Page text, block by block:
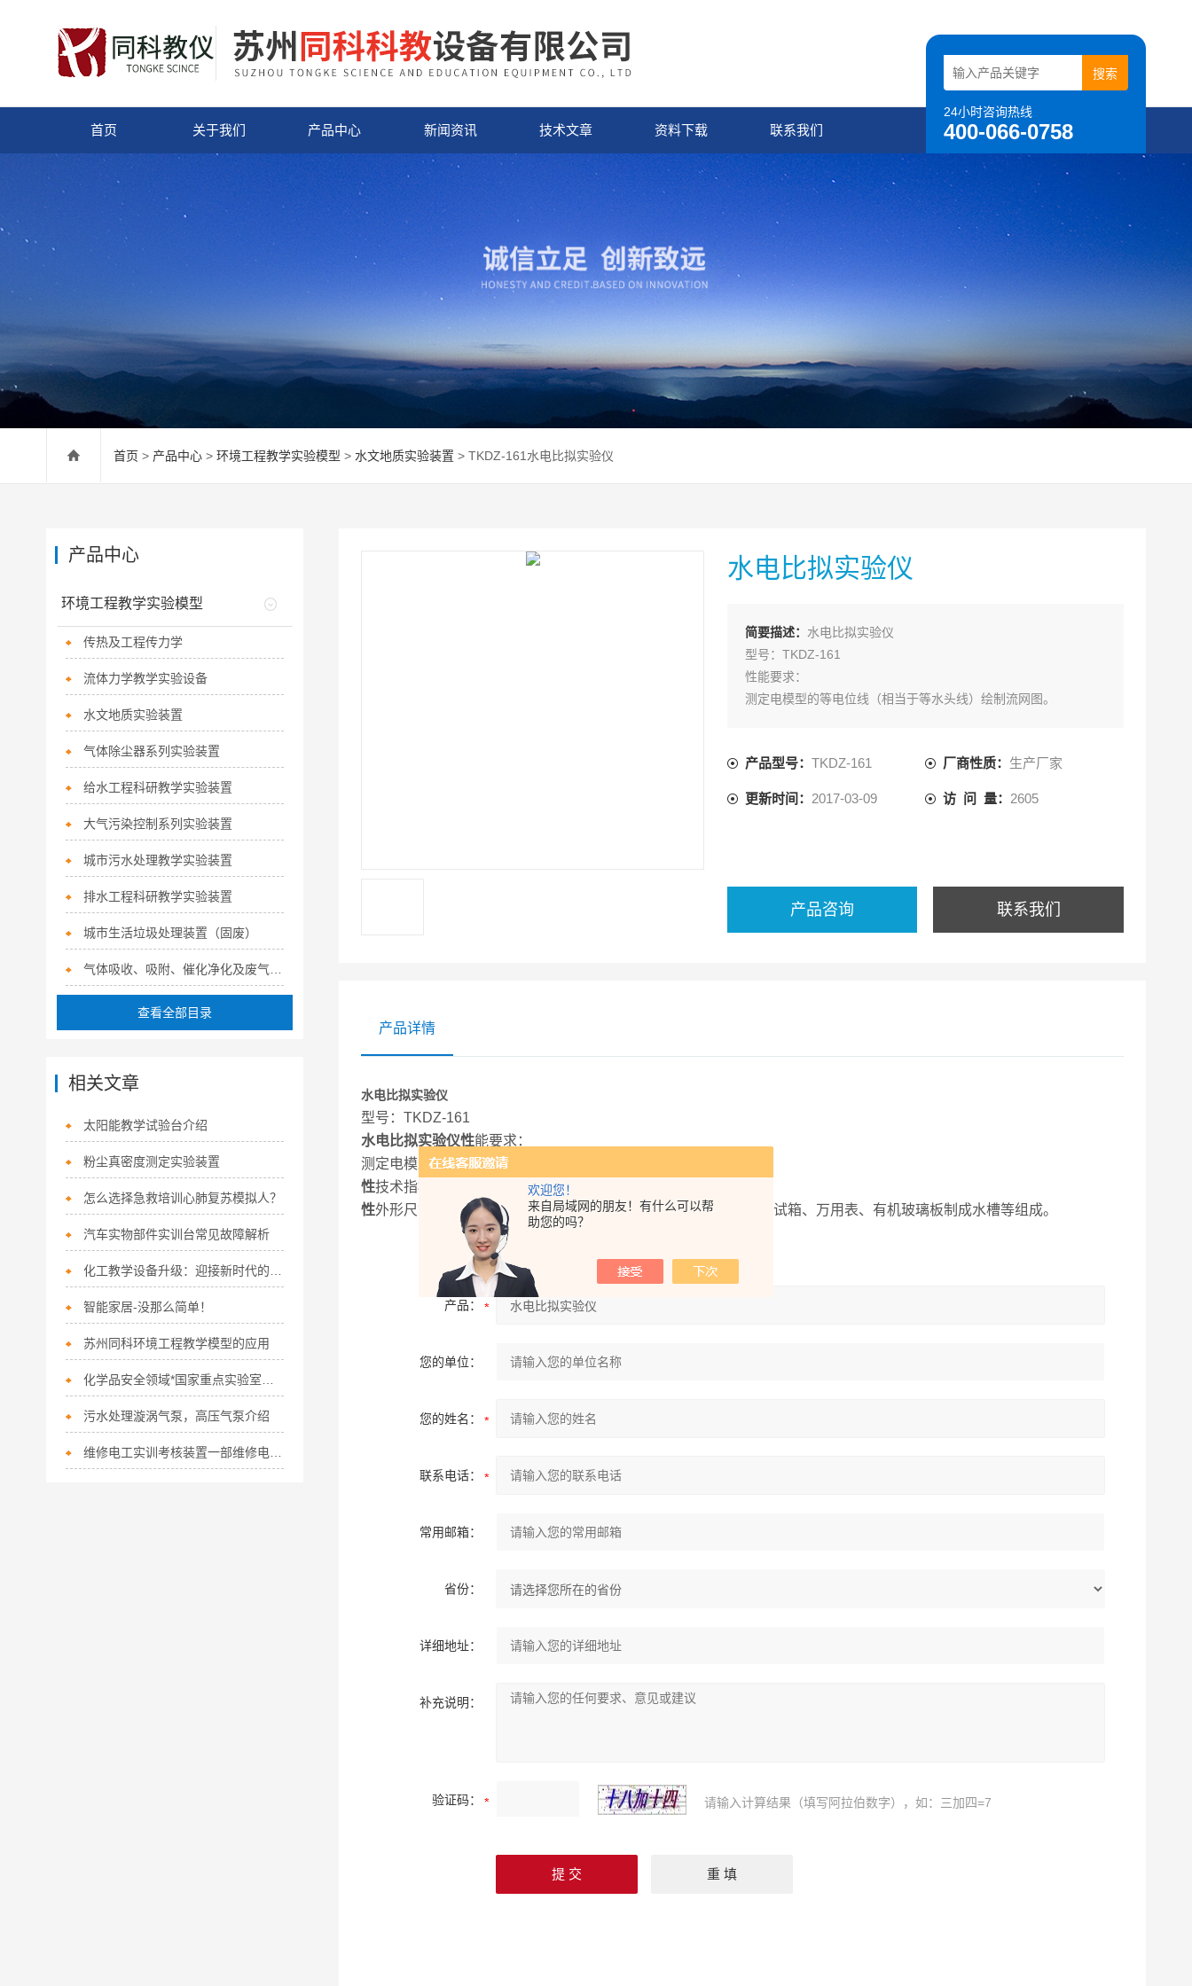
欢迎您！
来自局域网的朋友！有什么可以帮
助您的吗？
24小时咨询热线
400-066-0758
首页 关于我们 产品中心 新闻资讯 技术文章 资料下载 联系我们
首页 > 产品中心 > 环境工程教学实验模型 > 水文地质实验装置 > TKDZ-161水电比拟实验仪
水电比拟实验仪
简要描述： 水电比拟实验仪
型号：TKDZ-161
性能要求：
测定电模型的等电位线（相当于等水头线）绘制流网图。
试箱、万用表、有机玻璃板制成水槽等组成。
产品型号： TKDZ-161 厂商性质： 生产厂家
更新时间： 2017-03-09 访 问 量： 2605
产品咨询 联系我们
产品详情
水电比拟实验仪
型号：TKDZ-161
水电比拟实验仪性能要求：
测定电模型的等电位线（相当于等水头线）绘制流网图。
性技术指标：
性外形尺寸：不小于500mm×500mm×200mm；主要由水电比拟测试箱、万用表、有机玻璃板制成水槽等组成。
产品：
您的单位：
您的姓名：
联系电话：
常用邮箱：
省份：
详细地址：
补充说明：
验证码： 请输入计算结果（填写阿拉伯数字），如：三加四=7
产品中心
环境工程教学实验模型
传热及工程传力学
流体力学教学实验设备
水文地质实验装置
气体除尘器系列实验装置
给水工程科研教学实验装置
大气污染控制系列实验装置
城市污水处理教学实验装置
排水工程科研教学实验装置
城市生活垃圾处理装置（固废）
查看全部目录
相关文章
太阳能教学试验台介绍
粉尘真密度测定实验装置
怎么选择急救培训心肺复苏模拟人？
汽车实物部件实训台常见故障解析
智能家居-没那么简单！
苏州同科环境工程教学模型的应用
污水处理漩涡气泵，高压气泵介绍
维修电工实训考核装置一部维修电工技能考核的理想设备